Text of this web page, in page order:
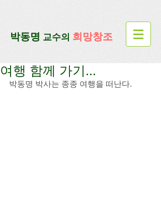
​박동명 교수의 희망창조
여행 함께 가기...
박동명 박사는 종종 여행을 떠난다.